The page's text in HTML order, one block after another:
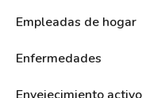
Empleadas de hogar
Enfermedades